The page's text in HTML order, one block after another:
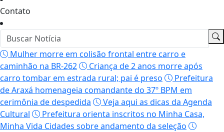
Contato
Mulher morre em colisão frontal entre carro e
caminhão na BR-262
Criança de 2 anos morre após
carro tombar em estrada rural; pai é preso
Prefeitura
de Araxá homenageia comandante do 37º BPM em
cerimônia de despedida
Veja aqui as dicas da Agenda
Cultural
Prefeitura orienta inscritos no Minha Casa,
Minha Vida Cidades sobre andamento da seleção